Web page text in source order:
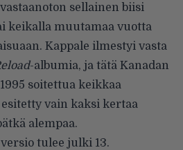
sellainen biisi
keikalla muutamaa vuotta
Kappale ilmestyi vasta
-albumia, ja tätä Kanadan
soitettua keikkaa
vain kaksi kertaa
alempaa.
tulee julki 13.